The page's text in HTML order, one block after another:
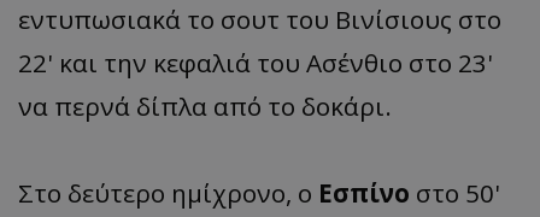
εντυπωσιακά το σουτ του Βινίσιους στο
22' και την κεφαλιά του Ασένθιο στο 23'
να περνά δίπλα από το δοκάρι.
Στο δεύτερο ημίχρονο, ο Εσπίνο στο 50'